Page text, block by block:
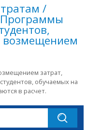
/
затрат,
обучаемых на
в расчет.